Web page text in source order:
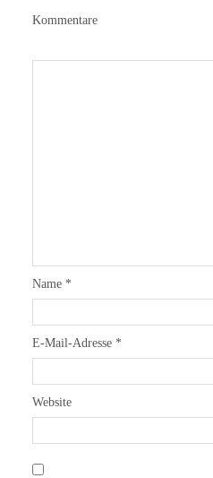
Kommentare
Name *
E-Mail-Adresse *
Website